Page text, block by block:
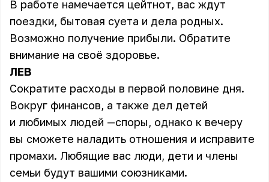
В работе намечается цейтнот, вас ждут
поездки, бытовая суета и дела родных.
Возможно получение прибыли. Обратите
внимание на своё здоровье.
ЛЕВ
Сократите расходы в первой половине дня.
Вокруг финансов, а также дел детей
и любимых людей —споры, однако к вечеру
вы сможете наладить отношения и исправите
промахи. Любящие вас люди, дети и члены
семьи будут вашими союзниками.